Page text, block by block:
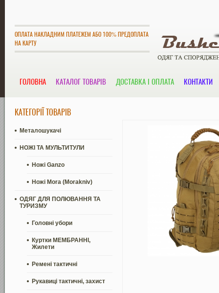
ОПЛАТА НАКЛАДНИМ ПЛАТЕЖЕМ АБО 100% ПРЕДОПЛАТА
НА КАРТУ
ГОЛОВНА КАТАЛОГ ТОВАРІВ ДОСТАВКА І ОПЛАТА КОНТАКТИ
КАТЕГОРІЇ ТОВАРІВ
Металошукачі
НОЖІ ТА МУЛЬТИТУЛИ
Ножі Ganzo
Ножі Mora (Morakniv)
ОДЯГ ДЛЯ ПОЛЮВАННЯ ТА
ТУРИЗМУ
Головні убори
Куртки МЕМБРАННІ,
Жилети
Ремені тактичні
Рукавиці тактичні, захист